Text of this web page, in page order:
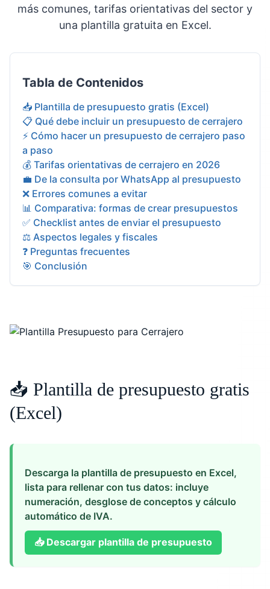
más comunes, tarifas orientativas del sector y
una plantilla gratuita en Excel.
Tabla de Contenidos
📥 Plantilla de presupuesto gratis (Excel)
📋 Qué debe incluir un presupuesto de cerrajero
⚡ Cómo hacer un presupuesto de cerrajero paso
a paso
💰 Tarifas orientativas de cerrajero en 2026
💼 De la consulta por WhatsApp al presupuesto
❌ Errores comunes a evitar
📊 Comparativa: formas de crear presupuestos
✅ Checklist antes de enviar el presupuesto
⚖️ Aspectos legales y fiscales
❓ Preguntas frecuentes
🎯 Conclusión
📥 Plantilla de presupuesto gratis
(Excel)
Descarga la plantilla de presupuesto en Excel,
lista para rellenar con tus datos: incluye
numeración, desglose de conceptos y cálculo
automático de IVA.
📥 Descargar plantilla de presupuesto